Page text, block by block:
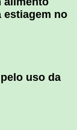
estiagem no
uso da